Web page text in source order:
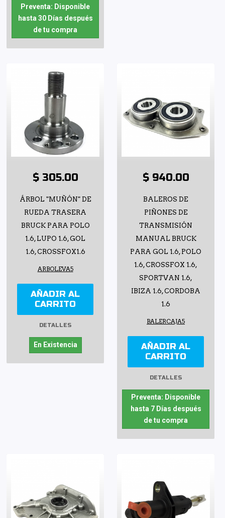
Preventa: Disponible
hasta 30 Días después
de tu compra
$ 305.00
ÁRBOL "MUÑÓN" DE
RUEDA TRASERA
BRUCK PARA POLO
1.6, LUPO 1.6, GOL
1.6, CROSSFOX1.6
ARBOLEVA5
AÑADIR AL
CARRITO
DETALLES
En Existencia
$ 940.00
BALEROS DE
PIÑONES DE
TRANSMISIÓN
MANUAL BRUCK
PARA GOL 1.6, POLO
1.6, CROSSFOX 1.6,
SPORTVAN 1.6,
IBIZA 1.6, CORDOBA
1.6
BALERCAJA5
AÑADIR AL
CARRITO
DETALLES
Preventa: Disponible
hasta 7 Días después
de tu compra